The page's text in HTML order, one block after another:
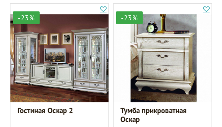
-23%
Гостиная Оскар 2
-23%
Тумба прикроватная
Оскар